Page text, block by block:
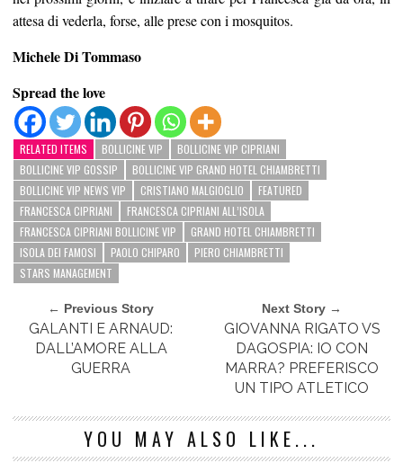
attesa di vederla, forse, alle prese con i mosquitos.
Michele Di Tommaso
Spread the love
RELATED ITEMS BOLLICINE VIP
BOLLICINE VIP CIPRIANI
BOLLICINE VIP GOSSIP
BOLLICINE VIP GRAND HOTEL CHIAMBRETTI
BOLLICINE VIP NEWS VIP
CRISTIANO MALGIOGLIO
FEATURED
FRANCESCA CIPRIANI
FRANCESCA CIPRIANI ALL’ISOLA
FRANCESCA CIPRIANI BOLLICINE VIP
GRAND HOTEL CHIAMBRETTI
ISOLA DEI FAMOSI
PAOLO CHIPARO
PIERO CHIAMBRETTI
STARS MANAGEMENT
← Previous Story
GALANTI E ARNAUD:
DALL’AMORE ALLA
GUERRA
Next Story →
GIOVANNA RIGATO VS
DAGOSPIA: IO CON
MARRA? PREFERISCO
UN TIPO ATLETICO
YOU MAY ALSO LIKE...